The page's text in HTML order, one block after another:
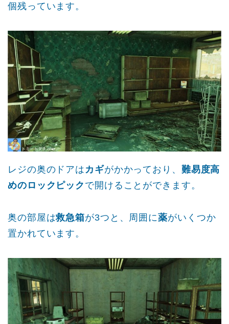
個残っています。
レジの奥のドアは カギがかかっており、 難易度高
めのロックピック で開けることができます。
奥の部屋は救急箱が3つと、周囲に薬がいくつか
置かれています。